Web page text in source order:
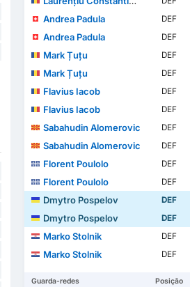
Andrea Padula
DEF
Andrea Padula
DEF
Mark Țuțu
DEF
Mark Țuțu
DEF
Flavius Iacob
DEF
Flavius Iacob
DEF
Sabahudin Alomeroviс
DEF
Sabahudin Alomeroviс
DEF
Florent Poulolo
DEF
Florent Poulolo
DEF
Dmytro Pospelov
DEF
Dmytro Pospelov
DEF
Marko Stolnik
DEF
Marko Stolnik
DEF
Guarda-redes Posição